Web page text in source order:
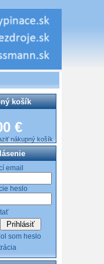
košík
€
nákupný košík
email
heslo
som heslo